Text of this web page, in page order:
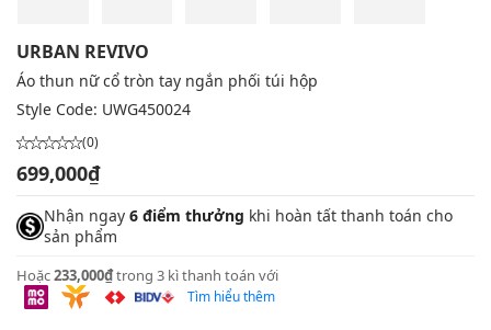
URBAN REVIVO
Áo thun nữ cổ tròn tay ngắn phối túi hộp
Style Code: UWG450024
(0)
699,000₫
Nhận ngay 6 điểm thưởng khi hoàn tất thanh toán cho
sản phẩm
Hoặc233,000₫trong 3 kì thanh toán với
Tìm hiểu thêm